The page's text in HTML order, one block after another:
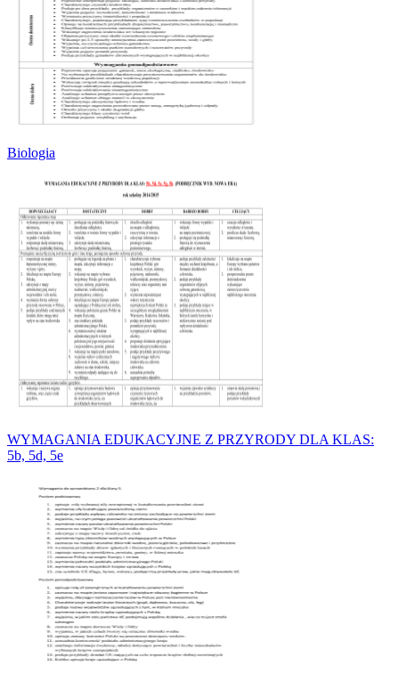
Biologia
WYMAGANIA EDUKACYJNE Z PRZYRODY DLA KLAS:
5b, 5d, 5e